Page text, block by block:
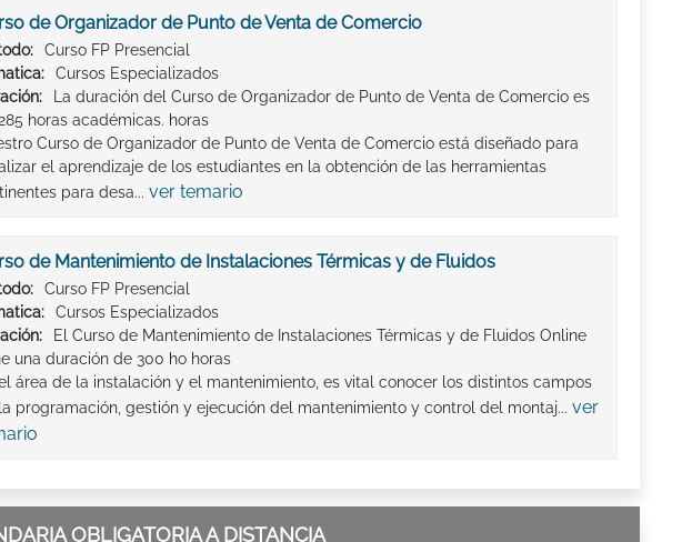
de Organizador de Punto de Venta de Comercio
Curso FP Presencial
Cursos Especializados
La duración del Curso de Organizador de Punto de Venta de Comercio es
horas académicas. horas
Curso de Organizador de Punto de Venta de Comercio está diseñado para
el aprendizaje de los estudiantes en la obtención de las herramientas
para desa... ver temario
de Mantenimiento de Instalaciones Térmicas y de Fluidos
Curso FP Presencial
Cursos Especializados
El Curso de Mantenimiento de Instalaciones Térmicas y de Fluidos Online
una duración de 300 ho horas
área de la instalación y el mantenimiento, es vital conocer los distintos campos
programación, gestión y ejecución del mantenimiento y control del montaj... ver
OBLIGATORIA A DISTANCIA